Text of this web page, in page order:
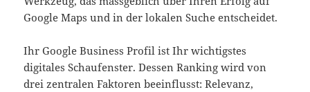
Google Maps und in der lokalen Suche entscheidet.
Ihr Google Business Profil ist Ihr wichtigstes
digitales Schaufenster. Dessen Ranking wird von
drei zentralen Faktoren beeinflusst: Relevanz,